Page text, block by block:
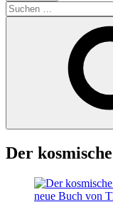
Suche
nach:
Der